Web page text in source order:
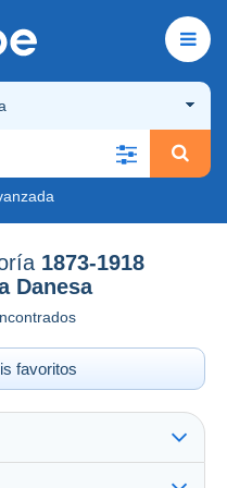
1873-1918
Danesa
favoritos